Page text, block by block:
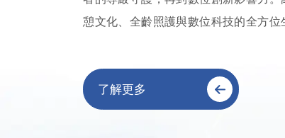
憩文化、全齡照護與數位科技的全方位
了解更多